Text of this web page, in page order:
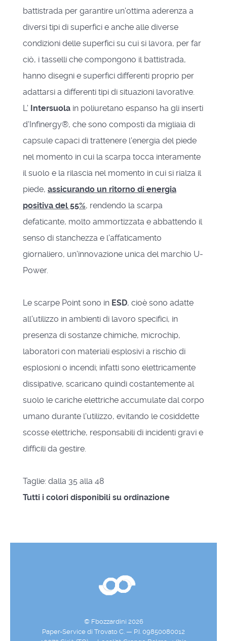
battistrada per garantire un'ottima aderenza a
diversi tipi di superfici e anche alle diverse
condizioni delle superfici su cui si lavora, per far
ciò, i tasselli che compongono il battistrada,
hanno disegni e superfici differenti proprio per
adattarsi a differenti tipi di situazioni lavorative.
L' Intersuola in poliuretano espanso ha gli inserti
d'Infinergy®, che sono composti da migliaia di
capsule capaci di trattenere l'energia del piede
nel momento in cui la scarpa tocca interamente
il suolo e la rilascia nel momento in cui si rialza il
piede, assicurando un ritorno di energia
positiva del 55%, rendendo la scarpa
defaticante, molto ammortizzata e abbattendo il
senso di stanchezza e l'affaticamento
giornaliero, un'innovazione unica del marchio U-
Power.
Le scarpe Point sono in ESD, cioè sono adatte
all'utilizzo in ambienti di lavoro specifici, in
presenza di sostanze chimiche, microchip,
laboratori con materiali esplosivi a rischio di
esplosioni o incendi; infatti sono elettricamente
dissipative, scaricano quindi costantemente al
suolo le cariche elettriche accumulate dal corpo
umano durante l'utilizzo, evitando le cosiddette
scosse elettriche, responsabili di incidenti gravi e
difficili da gestire.
Taglie: dalla 35 alla 48
Tutti i colori disponibili su ordinazione
© Fbozzardini 2026
Paper-Service di Trovato C. — P.I. 09850080012